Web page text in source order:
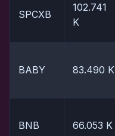
SPCXB
102.741
K
BABY 83.490 K
BNB 66.053 K